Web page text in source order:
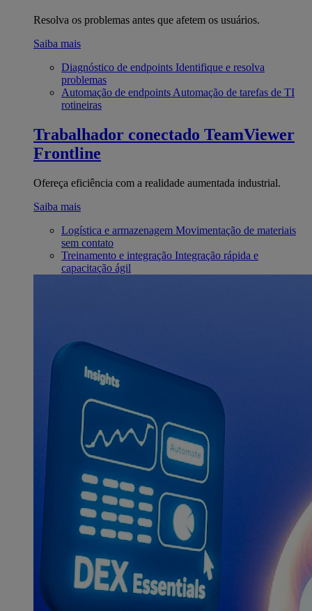
Resolva os problemas antes que afetem os usuários.
Saiba mais
Diagnóstico de endpoints Identifique e resolva
problemas
Automação de endpoints Automação de tarefas de TI
rotineiras
Trabalhador conectado TeamViewer
Frontline
Ofereça eficiência com a realidade aumentada industrial.
Saiba mais
Logística e armazenagem Movimentação de materiais
sem contato
Treinamento e integração Integração rápida e
capacitação ágil